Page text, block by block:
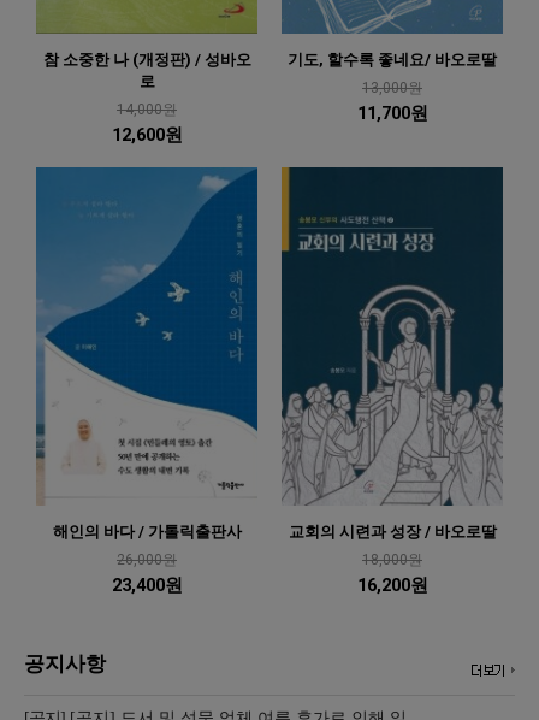
참 소중한 나 (개정판) / 성바오
로
14,000원
12,600원
기도, 할수록 좋네요/ 바오로딸
13,000원
11,700원
해인의 바다 / 가톨릭출판사
26,000원
23,400원
교회의 시련과 성장 / 바오로딸
18,000원
16,200원
공지사항